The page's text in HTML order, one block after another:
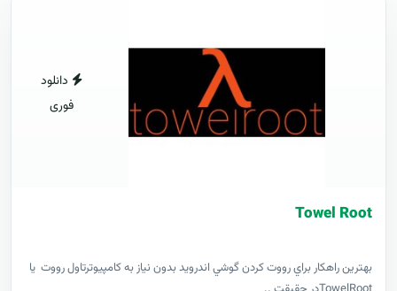
دانلود
فوری
Towel Root
بهترين راهکار براي رووت کردن گوشي اندرويد بدون نياز به کامپيوترتاول رووت يا